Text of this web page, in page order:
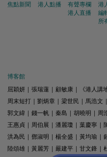
焦點新聞 港人點播
有聲專欄
港人直播
港
編
所
博客館
屈穎妍
張瑞蓮 顧敏康 《港人講
周末短打
劉炳章 梁世民 馬浩文
郭文緯
錢一帆 秦島 胡曉明 周
王惠貞
周伯展 潘麗瓊 葉慶寧
洪為民
鄧淑明 楊全盛 黃均瑜
陸頌雄
黃麗芳 嚴建平 甘文鋒